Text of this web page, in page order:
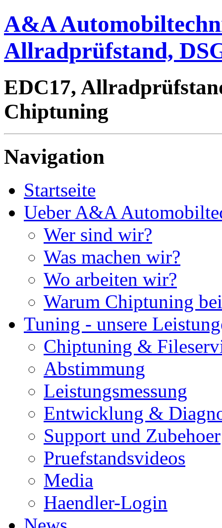
A&A
Allradprüfstand,
EDC17,
Chiptuning
Navigation
Startseite
Ueber A&A
Wer sind wir?
Was machen wir?
Wo arbeiten wir?
Warum Chiptuning
Tuning - unsere
Chiptuning &
Abstimmung
Leistungsmessung
Entwicklung &
Support und Zubehoer
Pruefstandsvideos
Media
Haendler-Login